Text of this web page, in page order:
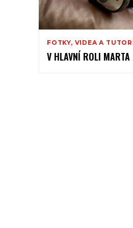
FOTKY, VIDEA A
V HLAVNÍ ROLI MARTA